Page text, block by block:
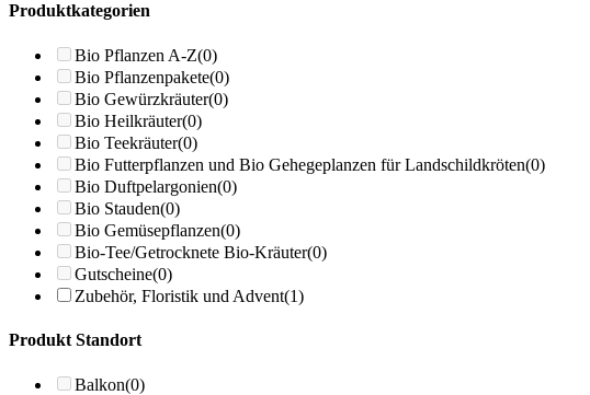
Produktkategorien
Bio Pflanzen A-Z(0)
Bio Pflanzenpakete(0)
Bio Gewürzkräuter(0)
Bio Heilkräuter(0)
Bio Teekräuter(0)
Bio Futterpflanzen und Bio Gehegeplanzen für Landschildkröten(0)
Bio Duftpelargonien(0)
Bio Stauden(0)
Bio Gemüsepflanzen(0)
Bio-Tee/Getrocknete Bio-Kräuter(0)
Gutscheine(0)
Zubehör, Floristik und Advent(1)
Produkt Standort
Balkon(0)